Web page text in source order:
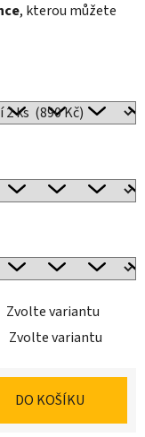
, kterou můžete
Zvolte variantu
Zvolte variantu
DO KOŠÍKU